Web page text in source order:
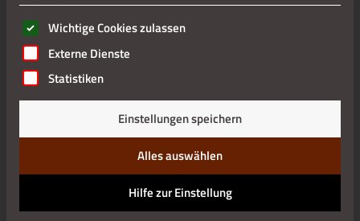
Impressum
Es folgt eine Liste der Service-Gruppen, für die eine
Wichtige Cookies zulassen
Externe Dienste
Statistiken
Einstellungen speichern
Alles auswählen
Hilfe zur Einstellung